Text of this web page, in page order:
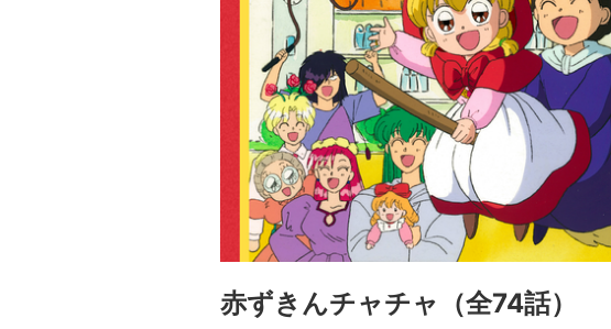
赤ずきんチャチャ （全74話）